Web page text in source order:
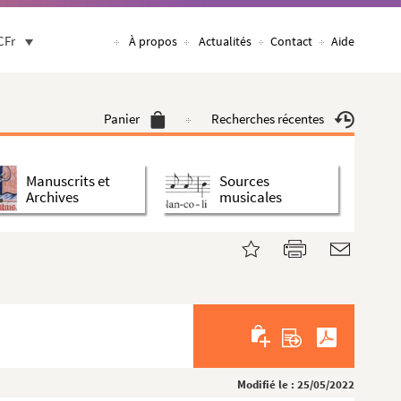
À propos Actualités Contact Aide
Panier Recherches récentes
Manuscrits et
Archives
Sources
musicales
Modifié le : 25/05/2022